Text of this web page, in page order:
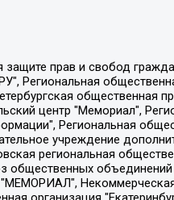
Максим Владимирович, Павлов Иван Юрьевич, Скворцова Елена Сергеевна, Общество с ограниченной ответственностью "Как бы инагент", Кочетков Игорь Викторович, Общество с ограниченной ответственностью "Честные выборы", Еланчик Олег Александрович, Общество с ограниченной ответственностью "Нобелевский призыв", Гималова Регина Эмилевна, Григорьев Андрей Валерьевич, Григорьева Алина Александровна, Ассоциация по содействию защите прав призывников, альтернативнослужащих и военнослужащих "Правозащитная группа "Гражданин.Армия.Право", Хисамова Регина Фаритовна, Автономная некоммерческая организация по реализации социально-правовых программ "Лилит", Дальневосточное общественное движение "Маяк", Санкт-Петербургская ЛГБТ-инициативная группа "Выход", Инициативная группа ЛГБТ+ "Реверс", Алексеев Андрей Викторович, Бекбулатова Таисия Львовна, Беляев Иван Михайлович, Владыкина Елена Сергеевна, Гельман Марат Александрович, Никульшина Вероника Юрьевна, Толоконникова Надежда Андреевна, Шендерович Виктор Анатольевич, Общество с ограниченной ответственностью "Данное сообщение", Общество с ограниченной ответственностью Издательский дом "Новая глава", Айнбиндер Александра Александровна, Московский комьюнити-центр для ЛГБТ+инициатив, Благотворительный фонд развития филантропии, Deutsche Welle (Германия, Kurt-Schumacher-Strasse 3, 53113 Bonn), Борзунова Мария Михайловна, Воробьев Виктор Викторович, Голубева Анна Львовна, Константинова Алла Михайловна, Малкова Ирина Владимировна, Мурадов Мурад Абдулгалимович, Осетинская Елизавета Николаевна, Понасенков Евгений Николаевич, Ганапольский Матвей Юрьевич, Киселев Евгений Алексеевич, Борухович Ирина Григорьевна, Дремин